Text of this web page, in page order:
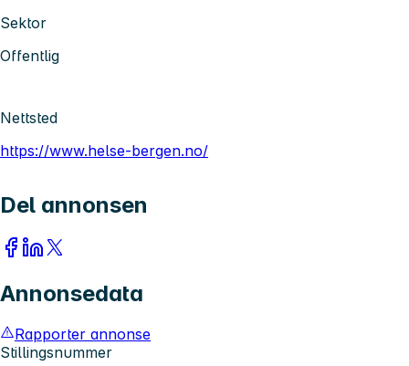
Sektor
Offentlig
Nettsted
https://www.helse-bergen.no/
Del annonsen
Annonsedata
Rapporter annonse
Stillingsnummer